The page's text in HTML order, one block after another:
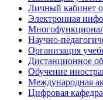
Личный кабинет
Электронная
Научно-
Организация
Дистанционное
Обучение
Международная
Цифровая кафедра